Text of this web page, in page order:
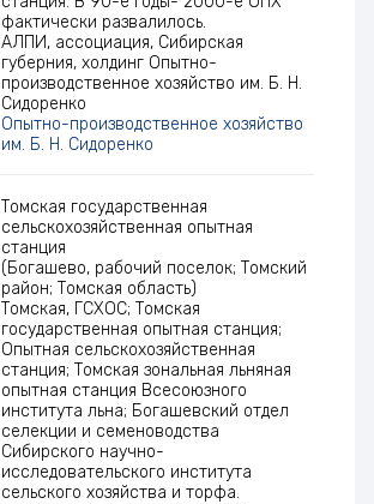
фактически развалилось.
АЛПИ, ассоциация, Сибирская
губерния, холдинг Опытно-
производственное хозяйство им. Б. Н.
Сидоренко
Опытно-производственное хозяйство
им. Б. Н. Сидоренко
Томская государственная
сельскохозяйственная опытная
станция
(Богашево, рабочий поселок; Томский
район; Томская область)
Томская, ГСХОС; Томская
государственная опытная станция;
Опытная сельскохозяйственная
станция; Томская зональная льняная
опытная станция Всесоюзного
института льна; Богашевский отдел
селекции и семеноводства
Сибирского научно-
исследовательского института
сельского хозяйства и торфа.